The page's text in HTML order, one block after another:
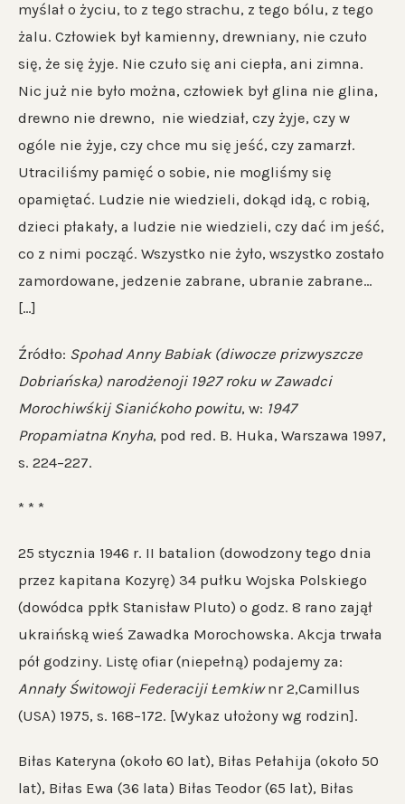
myślał o życiu, to z tego strachu, z tego bólu, z tego
żalu. Człowiek był kamienny, drewniany, nie czuło
się, że się żyje. Nie czuło się ani ciepła, ani zimna.
Nic już nie było można, człowiek był glina nie glina,
drewno nie drewno, nie wiedział, czy żyje, czy w
ogóle nie żyje, czy chce mu się jeść, czy zamarzł.
Utraciliśmy pamięć o sobie, nie mogliśmy się
opamiętać. Ludzie nie wiedzieli, dokąd idą, c robią,
dzieci płakały, a ludzie nie wiedzieli, czy dać im jeść,
co z nimi począć. Wszystko nie żyło, wszystko zostało
zamordowane, jedzenie zabrane, ubranie zabrane…
[…]
Źródło: Spohad Anny Babiak (diwocze prizwyszcze
Dobriańska) narodżenoji 1927 roku w Zawadci
Morochiwśkij Sianićkoho powitu, w: 1947
Propamiatna Knyha, pod red. B. Huka, Warszawa 1997,
s. 224–227.
* * *
25 stycznia 1946 r. II batalion (dowodzony tego dnia
przez kapitana Kozyrę) 34 pułku Wojska Polskiego
(dowódca ppłk Stanisław Pluto) o godz. 8 rano zajął
ukraińską wieś Zawadka Morochowska. Akcja trwała
pół godziny. Listę ofiar (niepełną) podajemy za:
Annały Świtowoji Federaciji Łemkiwnr 2,Camillus
(USA) 1975, s. 168–172. [Wykaz ułożony wg rodzin].
Biłas Kateryna (około 60 lat), Biłas Pełahija (około 50
lat), Biłas Ewa (36 lata) Biłas Teodor (65 lat), Biłas